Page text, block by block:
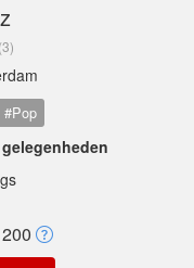
(3)
#Pop